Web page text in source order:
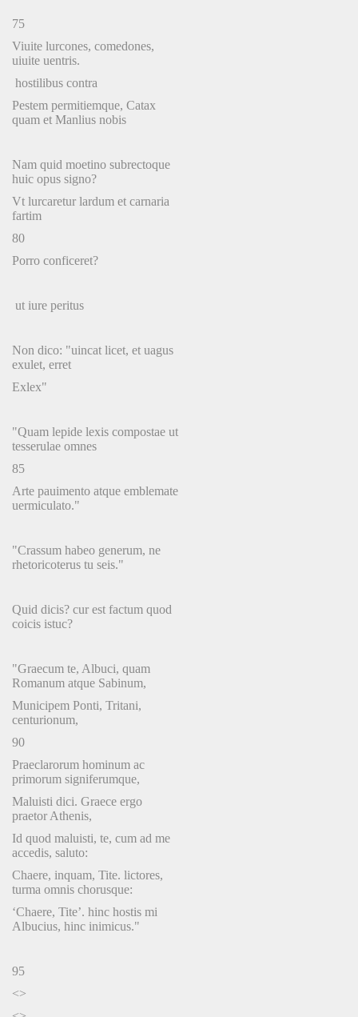
75
Viuite lurcones, comedones,
uiuite uentris.
hostilibus contra
Pestem permitiemque, Catax
quam et Manlius nobis
Nam quid moetino subrectoque
huic opus signo?
Vt lurcaretur lardum et carnaria
fartim
80
Porro conficeret?
ut iure peritus
Non dico: "uincat licet, et uagus
exulet, erret
Exlex"
"Quam lepide lexis compostae ut
tesserulae omnes
85
Arte pauimento atque emblemate
uermiculato."
"Crassum habeo generum, ne
rhetoricoterus tu seis."
Quid dicis? cur est factum quod
coicis istuc?
"Graecum te, Albuci, quam
Romanum atque Sabinum,
Municipem Ponti, Tritani,
centurionum,
90
Praeclarorum hominum ac
primorum signiferumque,
Maluisti dici. Graece ergo
praetor Athenis,
Id quod maluisti, te, cum ad me
accedis, saluto:
Chaere, inquam, Tite. lictores,
turma omnis chorusque:
‘Chaere, Tite’. hinc hostis mi
Albucius, hinc inimicus."
95
<>